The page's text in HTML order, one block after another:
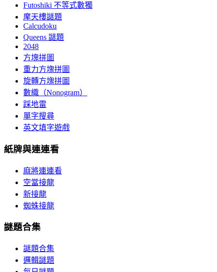
Futoshiki 不等式數獨
摩天樓謎題
Calcudoku
Queens 謎題
2048
方塊拼圖
重力方塊拼圖
旋轉方塊拼圖
數織（Nonogram）
踩地雷
單字搜尋
英文填字遊戲
紙牌與連連看
麻將連連看
空當接龍
新接龍
蜘蛛接龍
謎題合集
謎題合集
邏輯謎題